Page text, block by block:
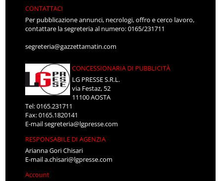
CONTATTACI
Per pubblicazione annunci, necrologi, offro e cerco lavoro,
contattare la segreteria al numero: 0165/231711
segreteria@gazzettamatin.com
CONCESSIONARIA DI PUBBLICITÀ
LG PRESSE S.R.L.
via Festaz, 52
11100 AOSTA
Tel: 0165.231711
Fax: 0165.1820141
E-mailsegreteria@lgpresse.com
RESPONSABILE DI AGENZIA
Arianna Gori Chisari
E-maila.chisari@lgpresse.com
Account